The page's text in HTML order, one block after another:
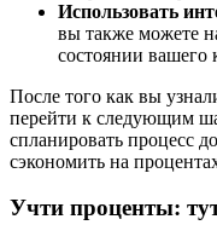
Использовать
вы также можете
состоянии вашего
После того как вы
перейти к следующим
спланировать процесс
сэкономить на
Учти проценты: